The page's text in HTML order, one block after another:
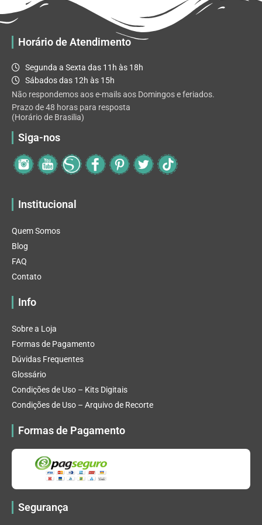
podem
ser
Horário de Atendimento
Segunda a Sexta das 11h às 18h
Sábados das 12h às 15h
Não respondemos aos e-mails aos Domingos e feriados.
Prazo de 48 horas para resposta
(Horário de Brasilia)
Siga-nos
Institucional
Quem Somos
Blog
FAQ
Contato
Info
Sobre a Loja
Formas de Pagamento
Dúvidas Frequentes
Glossário
Condições de Uso – Kits Digitais
Condições de Uso – Arquivo de Recorte
Formas de Pagamento
Segurança